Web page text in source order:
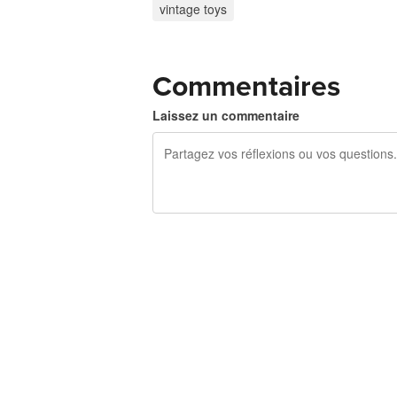
vintage toys
Commentaires
Laissez un commentaire